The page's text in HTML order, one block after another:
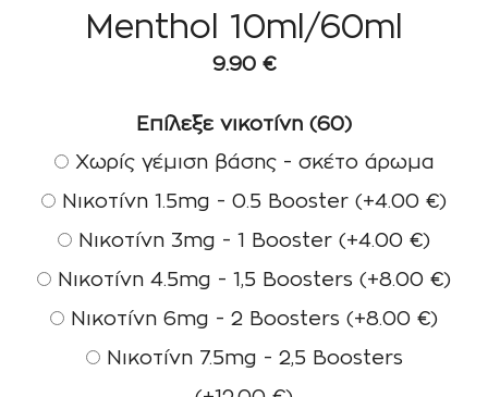
Menthol 10ml/60ml
9.90 €
Επίλεξε νικοτίνη (60)
Χωρίς γέμιση βάσης - σκέτο άρωμα
Νικοτίνη 1.5mg - 0.5 Booster (+4.00 €)
Νικοτίνη 3mg - 1 Booster (+4.00 €)
Νικοτίνη 4.5mg - 1,5 Boosters (+8.00 €)
Νικοτίνη 6mg - 2 Boosters (+8.00 €)
Νικοτίνη 7.5mg - 2,5 Boosters